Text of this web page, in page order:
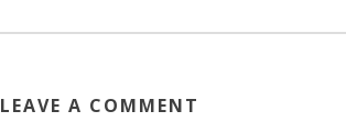
LEAVE A COMMENT